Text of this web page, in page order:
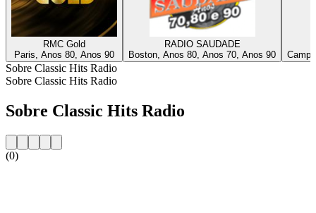
RMC Gold
Paris, Anos 80, Anos 90
RADIO SAUDADE
Boston, Anos 80, Anos 70, Anos 90
Sobre Classic Hits Radio
Sobre Classic Hits Radio
Sobre Classic Hits Radio
(0)